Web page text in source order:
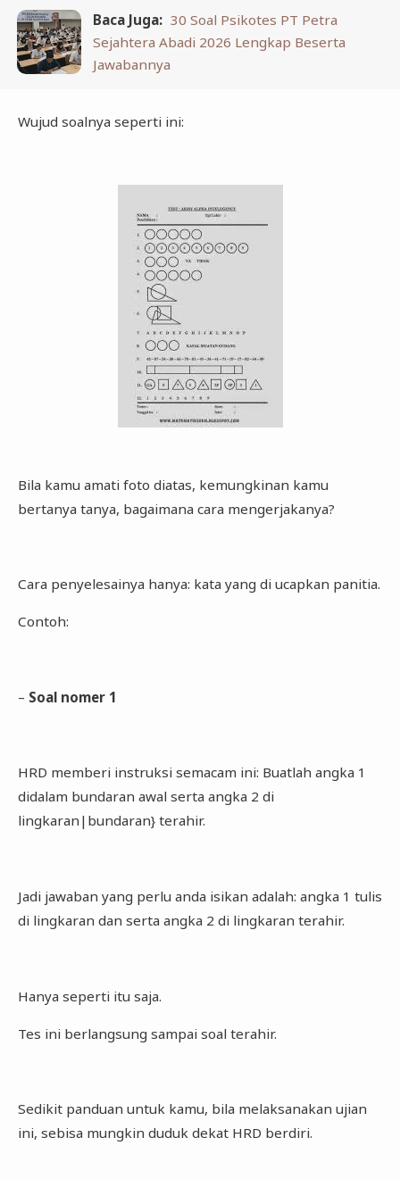
Baca Juga: 30 Soal Psikotes PT Petra
Sejahtera Abadi 2026 Lengkap Beserta
Jawabannya
Wujud soalnya seperti ini:
Bila kamu amati foto diatas, kemungkinan kamu
bertanya tanya, bagaimana cara mengerjakanya?
Cara penyelesainya hanya: kata yang di ucapkan panitia.
Contoh:
– Soal nomer 1
HRD memberi instruksi semacam ini: Buatlah angka 1
didalam bundaran awal serta angka 2 di
lingkaran|bundaran} terahir.
Jadi jawaban yang perlu anda isikan adalah: angka 1 tulis
di lingkaran dan serta angka 2 di lingkaran terahir.
Hanya seperti itu saja.
Tes ini berlangsung sampai soal terahir.
Sedikit panduan untuk kamu, bila melaksanakan ujian
ini, sebisa mungkin duduk dekat HRD berdiri.